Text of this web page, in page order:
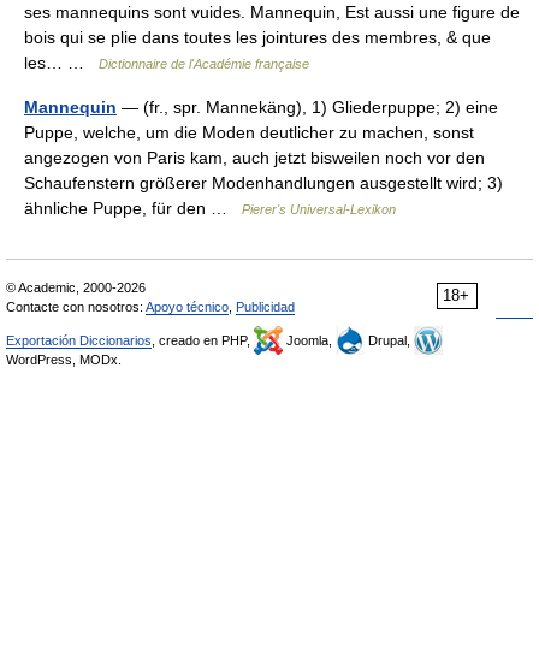
ses mannequins sont vuides. Mannequin, Est aussi une figure de
bois qui se plie dans toutes les jointures des membres, & que
les… …
Dictionnaire de l'Académie française
Mannequin — (fr., spr. Mannekäng), 1) Gliederpuppe; 2) eine
Puppe, welche, um die Moden deutlicher zu machen, sonst
angezogen von Paris kam, auch jetzt bisweilen noch vor den
Schaufenstern größerer Modenhandlungen ausgestellt wird; 3)
ähnliche Puppe, für den …
Pierer's Universal-Lexikon
18+
© Academic, 2000-2026
Contacte con nosotros: Apoyo técnico Publicidad
Exportación Diccionarios , creado en PHP, Joomla,
Drupal,
WordPress, MODx.